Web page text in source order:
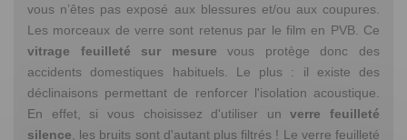
vous n’êtes pas exposé aux blessures et/ou aux coupures.
Les morceaux de verre sont retenus par le film en PVB. Ce
vitrage feuilleté sur mesure vous protège donc des
accidents domestiques habituels. Le plus : il existe des
déclinaisons permettant de renforcer l'isolation acoustique.
En effet, si vous choisissez d'utiliser un verre feuilleté
silence , les bruits sont d'autant plus filtrés ! Le verre feuilleté